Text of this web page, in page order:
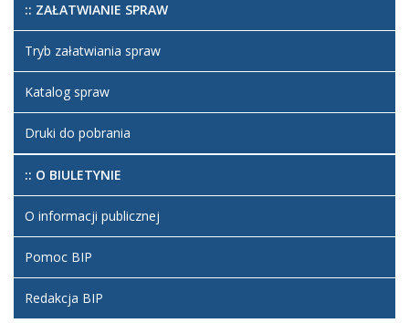
:: ZAŁATWIANIE SPRAW
Tryb załatwiania spraw
Katalog spraw
Druki do pobrania
:: O BIULETYNIE
O informacji publicznej
Pomoc BIP
Redakcja BIP